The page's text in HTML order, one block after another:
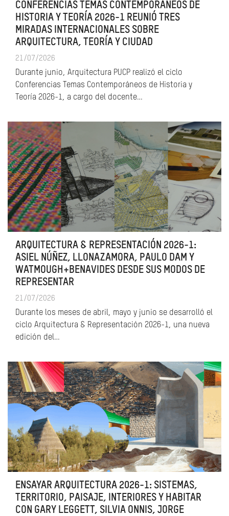
CONFERENCIAS TEMAS CONTEMPORÁNEOS DE
HISTORIA Y TEORÍA 2026-1 REUNIÓ TRES
MIRADAS INTERNACIONALES SOBRE
ARQUITECTURA, TEORÍA Y CIUDAD
21/07/2026
Durante junio, Arquitectura PUCP realizó el ciclo
Conferencias Temas Contemporáneos de Historia y
Teoría 2026-1, a cargo del docente…
ARQUITECTURA & REPRESENTACIÓN 2026-1:
ASIEL NÚÑEZ, LLONAZAMORA, PAULO DAM Y
WATMOUGH+BENAVIDES DESDE SUS MODOS DE
REPRESENTAR
21/07/2026
Durante los meses de abril, mayo y junio se desarrolló el
ciclo Arquitectura & Representación 2026-1, una nueva
edición del…
ENSAYAR ARQUITECTURA 2026-1: SISTEMAS,
TERRITORIO, PAISAJE, INTERIORES Y HABITAR
CON GARY LEGGETT, SILVIA ONNIS, JORGE